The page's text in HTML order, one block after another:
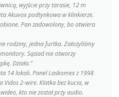
wyjście przy tarasie, 12 m
Akuvox podtynkowa w klinkierze.
Pan zadowolony, bo otwiera
rodziny, jedna furtka. Założyliśmy
Sąsiad nie otworzy
Działa.”
14 lokali. Panel Laskomex z 1998
2-wire. Klatka bez kucia, w
kto nie został przy audio.